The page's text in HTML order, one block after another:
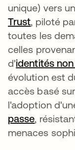
unique) vers
Trust, piloté
toutes les
celles
d'identités
évolution est
accès basé
l'adoption
passe,
menaces